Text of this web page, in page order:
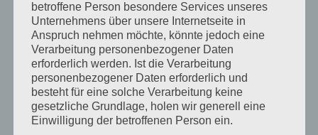
betroffene Person besondere Services unseres
Unternehmens über unsere Internetseite in
Anspruch nehmen möchte, könnte jedoch eine
Verarbeitung personenbezogener Daten
erforderlich werden. Ist die Verarbeitung
personenbezogener Daten erforderlich und
besteht für eine solche Verarbeitung keine
gesetzliche Grundlage, holen wir generell eine
Einwilligung der betroffenen Person ein.